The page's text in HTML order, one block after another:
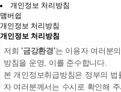
개인정보 처리방침
맴버쉽
개인정보 처리방침
개인정보 처리방침
저희'금강환경'는 이용자 여러분
방침을 운영, 이를 준수합니다.
본 개인정보취급방침은 정부의
자 여러분께서는 수시로 확인해